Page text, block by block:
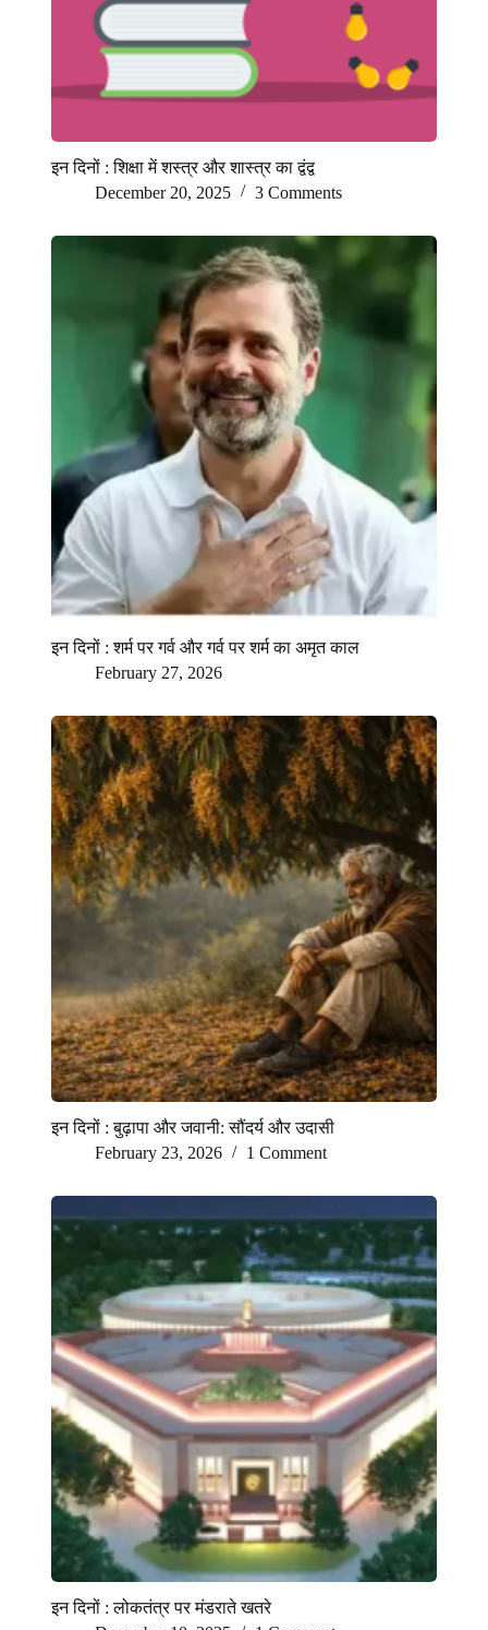
इन दिनों : शिक्षा में शस्त्र और शास्त्र का द्वंद्व
December 20, 2025
3 Comments
इन दिनों : शर्म पर गर्व और गर्व पर शर्म का अमृत काल
February 27, 2026
इन दिनों : बुढ़ापा और जवानी: सौंदर्य और उदासी
February 23, 2026
1 Comment
इन दिनों : लोकतंत्र पर मंडराते खतरे